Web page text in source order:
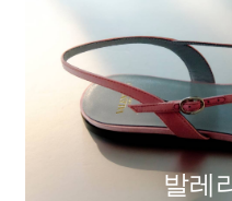
발레